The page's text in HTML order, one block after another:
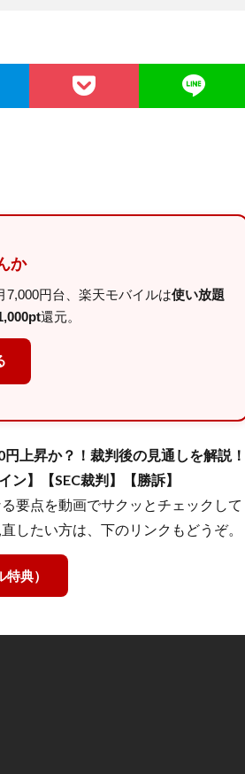
か
円台、楽天モバイルは使い放題
還元。
上昇か？！裁判後の見通しを解説！
】【SEC裁判】【勝訴】
要点を動画でサクッとチェックして
したい方は、下のリンクもどうぞ。
典）